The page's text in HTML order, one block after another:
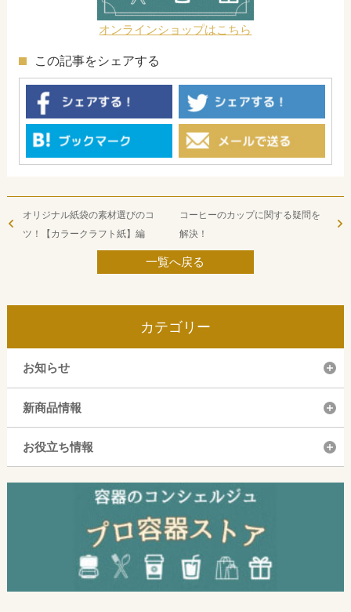
オンラインショップはこちら
この記事をシェアする
オリジナル紙袋の素材選びのコ
ツ！【カラークラフト紙】編
一覧へ戻る
コーヒーのカップに関する疑問を
解決！
カテゴリー
お知らせ
新商品情報
お役立ち情報